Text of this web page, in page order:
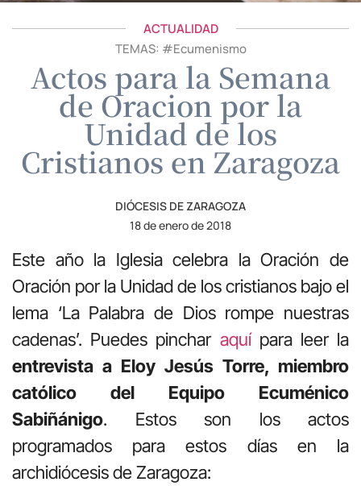
ACTUALIDAD
TEMAS: #Ecumenismo
Actos para la Semana
de Oracion por la
Unidad de los
Cristianos en Zaragoza
DIÓCESIS DE ZARAGOZA
18 de enero de 2018
Este año la Iglesia celebra la Oración de
Oración por la Unidad de los cristianos bajo el
lema ‘La Palabra de Dios rompe nuestras
cadenas’. Puedes pinchar aquípara leer la
entrevista a Eloy Jesús Torre, miembro
católico del Equipo Ecuménico
Sabiñánigo. Estos son los actos
programados para estos días en la
archidiócesis de Zaragoza: